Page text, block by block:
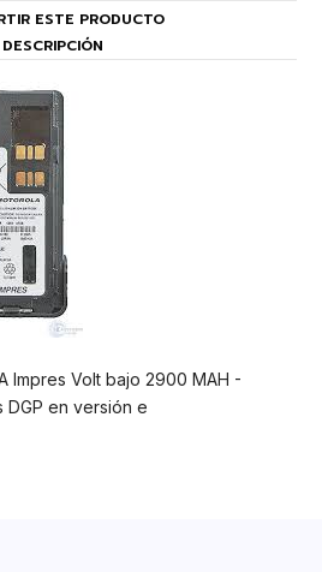
ESTE PRODUCTO
DESCRIPCIÓN
Impres Volt bajo 2900 MAH -
en versión e